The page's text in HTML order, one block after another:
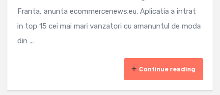
Franta, anunta ecommercenews.eu. Aplicatia a intrat
in top 15 cei mai mari vanzatori cu amanuntul de moda
din ...
Continue reading